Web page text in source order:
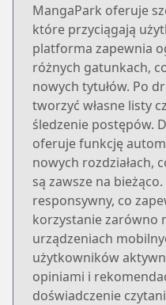
MangaPark oferuje
które przyciągają
platforma zapewnia
różnych gatunkach,
nowych tytułów. Po
tworzyć własne listy
śledzenie postępów.
oferuje funkcję
nowych rozdziałach,
są zawsze na
responsywny, co
korzystanie zarówno
urządzeniach
użytkowników
opiniami i
doświadczenie